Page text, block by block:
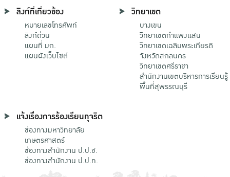
ลิงก์ที่เกี่ยวข้อง
หมายเลขโทรศัพท์
ลิงก์ด่วน
แผนที่ มก.
แผนผังเว็บไซต์
วิทยาเขต
บางเขน
วิทยาเขตกําแพงแสน
วิทยาเขตเฉลิมพระเกียรติ
จังหวัดสกลนคร
วิทยาเขตศรีราชา
สำนักงานเขตบริหารการเรียนรู้
พื้นที่สุพรรณบุรี
แจ้งเรื่องการร้องเรียนทุจริต
ช่องทางมหาวิทยาลัย
เกษตรศาสตร์
ช่องทางสำนักงาน ป.ป.ช.
ช่องทางสำนักงาน ป.ป.ท.